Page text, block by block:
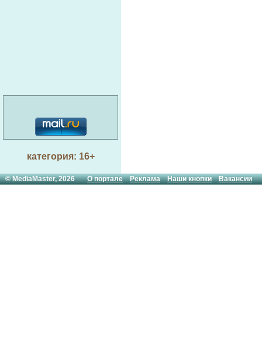
категория: 16+
© MediaMaster, 2026О портале Реклама Наши кнопки Вакансии